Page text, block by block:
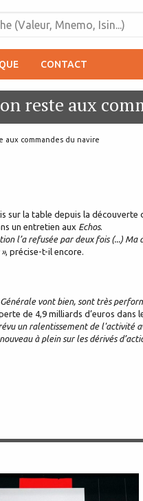
CONTACT
reste aux
aux commandes du navire
la table depuis la découverte
un entretien aux Echos.
l’a refusée par deux fois (...)
, précise-t-il encore.
vont bien, sont très
de 4,9 milliards d’euros dans
un ralentissement de l'activité
à plein sur les dérivés